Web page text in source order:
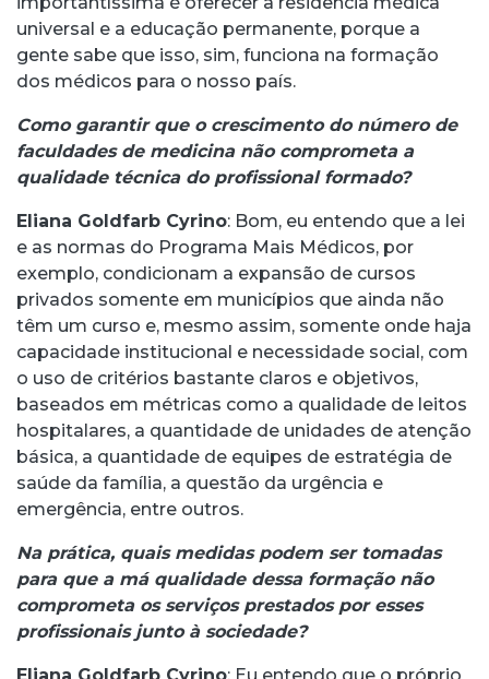
universal e a educação permanente, porque a
gente sabe que isso, sim, funciona na formação
dos médicos para o nosso país.
Como garantir que o crescimento do número de
faculdades de medicina não comprometa a
qualidade técnica do profissional formado?
Eliana Goldfarb Cyrino: Bom, eu entendo que a lei
e as normas do Programa Mais Médicos, por
exemplo, condicionam a expansão de cursos
privados somente em municípios que ainda não
têm um curso e, mesmo assim, somente onde haja
capacidade institucional e necessidade social, com
o uso de critérios bastante claros e objetivos,
baseados em métricas como a qualidade de leitos
hospitalares, a quantidade de unidades de atenção
básica, a quantidade de equipes de estratégia de
saúde da família, a questão da urgência e
emergência, entre outros.
Na prática, quais medidas podem ser tomadas
para que a má qualidade dessa formação não
comprometa os serviços prestados por esses
profissionais junto à sociedade?
Eliana Goldfarb Cyrino: Eu entendo que o próprio